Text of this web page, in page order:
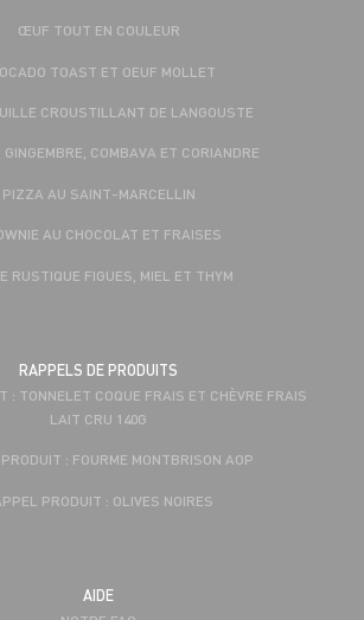
ŒUF TOUT EN COULEUR
TOAST ET OEUF MOLLET
CROUSTILLANT DE LANGOUSTE
COMBAVA ET CORIANDRE
PIZZA AU SAINT-MARCELLIN
AU CHOCOLAT ET FRAISES
RUSTIQUE FIGUES, MIEL ET THYM
RAPPELS DE PRODUITS
: TONNELET COQUE FRAIS ET CHÈVRE FRAIS
LAIT CRU 140G
: FOURME MONTBRISON AOP
PRODUIT : OLIVES NOIRES
AIDE